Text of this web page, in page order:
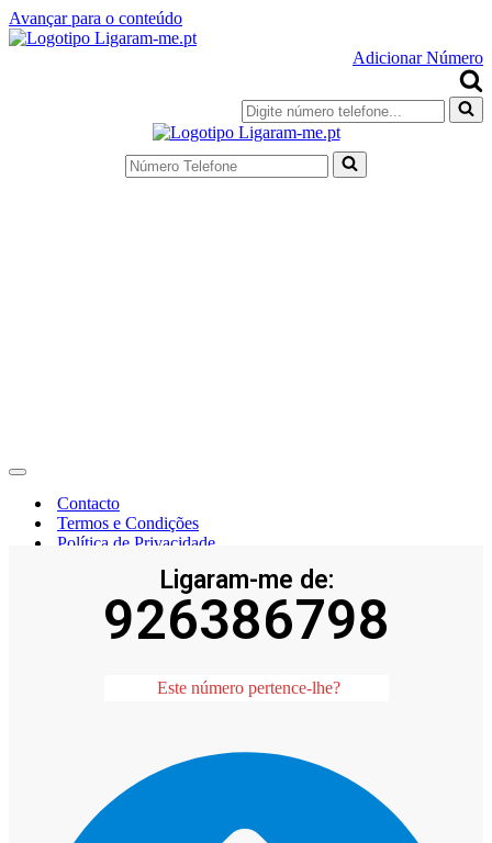
Avançar para o conteúdo
Adicionar Número
Contacto
Termos e Condições
Política de Privacidade
Ligaram-me de:
926386798
25
Confiável
Este número pertence-lhe?